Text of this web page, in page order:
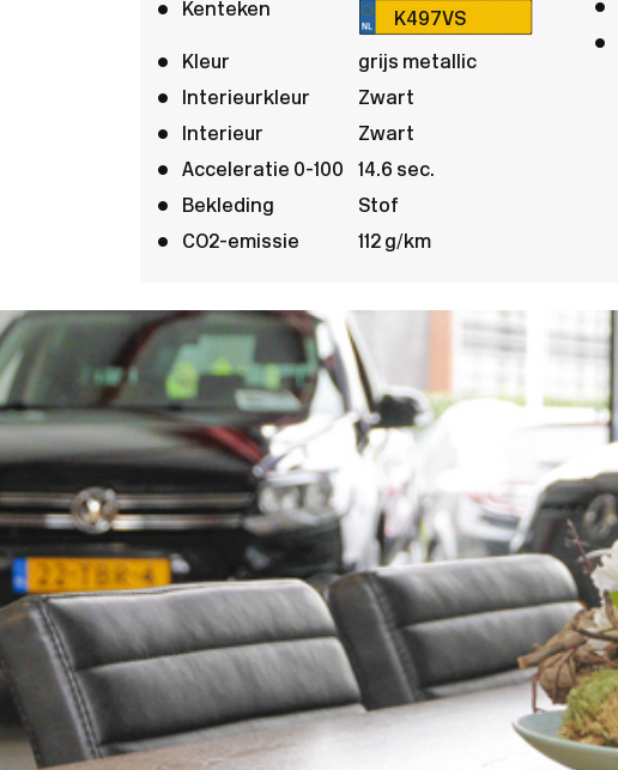
Kenteken
K497VS
Kleur
grijs metallic
Interieurkleur
Zwart
Interieur
Zwart
Acceleratie 0-100
14.6 sec.
Bekleding
Stof
CO2-emissie
112 g/km